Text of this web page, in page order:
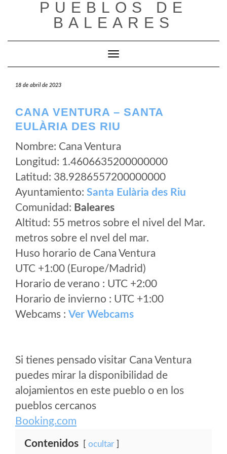
PUEBLOS DE
BALEARES
Cambiar modo de navegación
18 de abril de 2023
CANA VENTURA – SANTA
EULÀRIA DES RIU
Nombre: Cana Ventura
Longitud: 1.4606635200000000
Latitud: 38.9286557200000000
Ayuntamiento: Santa Eulària des Riu
Comunidad: Baleares
Altitud: 55 metros sobre el nivel del Mar.
metros sobre el nvel del mar.
Huso horario de Cana Ventura
UTC +1:00 (Europe/Madrid)
Horario de verano : UTC +2:00
Horario de invierno : UTC +1:00
Webcams : Ver Webcams
Si tienes pensado visitar Cana Ventura
puedes mirar la disponibilidad de
alojamientos en este pueblo o en los
pueblos cercanos
Booking.com
Contenidos ocultar